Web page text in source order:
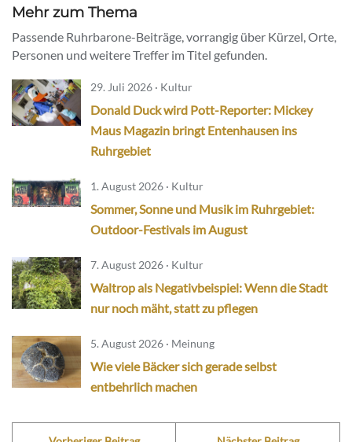
Mehr zum Thema
Passende Ruhrbarone-Beiträge, vorrangig über Kürzel, Orte,
Personen und weitere Treffer im Titel gefunden.
29. Juli 2026 · Kultur
Donald Duck wird Pott-Reporter: Mickey
Maus Magazin bringt Entenhausen ins
Ruhrgebiet
1. August 2026 · Kultur
Sommer, Sonne und Musik im Ruhrgebiet:
Outdoor-Festivals im August
7. August 2026 · Kultur
Waltrop als Negativbeispiel: Wenn die Stadt
nur noch mäht, statt zu pflegen
5. August 2026 · Meinung
Wie viele Bäcker sich gerade selbst
entbehrlich machen